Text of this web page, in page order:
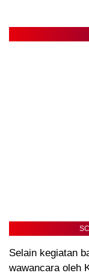
Selain kegiatan
wawancara oleh